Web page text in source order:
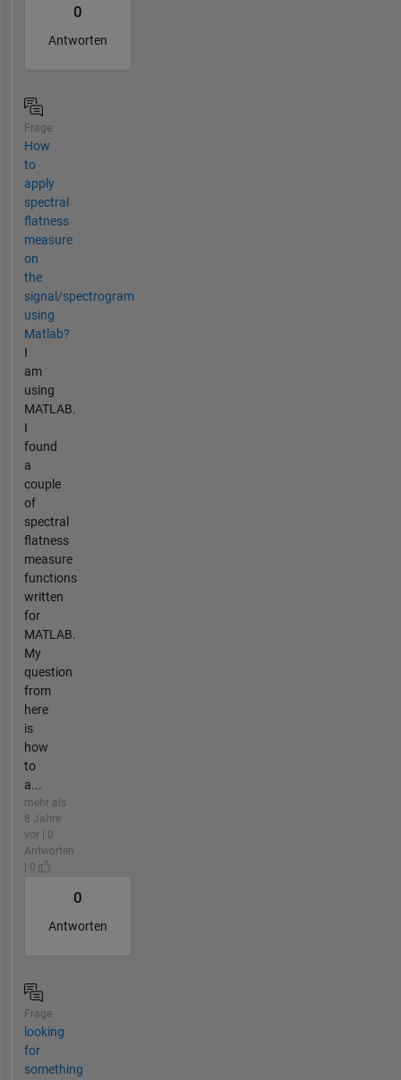
0
Antworten
Frage
How
to
apply
spectral
flatness
measure
on
the
signal/spectrogram
using
Matlab?
I
am
using
MATLAB.
I
found
a
couple
of
spectral
flatness
measure
functions
written
for
MATLAB.
My
question
from
here
is
how
to
a...
mehr als
8 Jahre
vor | 0
Antworten
| 0
0
Antworten
Frage
looking
for
something